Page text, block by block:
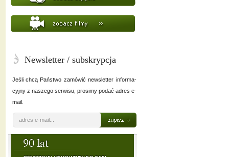
Newsletter / subskrypcja
Jeśli chcą Państwo zamówić newsletter informa-
cyjny z naszego serwisu, prosimy podać adres e-
mail.